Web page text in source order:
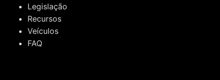
Legislação
Recursos
Veículos
FAQ